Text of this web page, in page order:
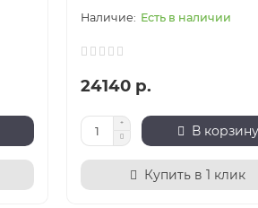
Есть в наличии
24140 р.
В корзину
Купить в 1 клик